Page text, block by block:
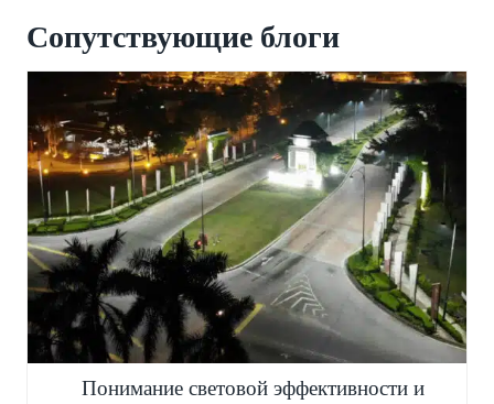
Сопутствующие блоги
Понимание световой эффективности и